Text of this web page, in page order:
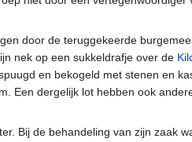
door de teruggekeerde
nek op een sukkeldrafje over de
en bekogeld met stenen en
Een dergelijk lot hebben ook
Bij de behandeling van zijn zaak